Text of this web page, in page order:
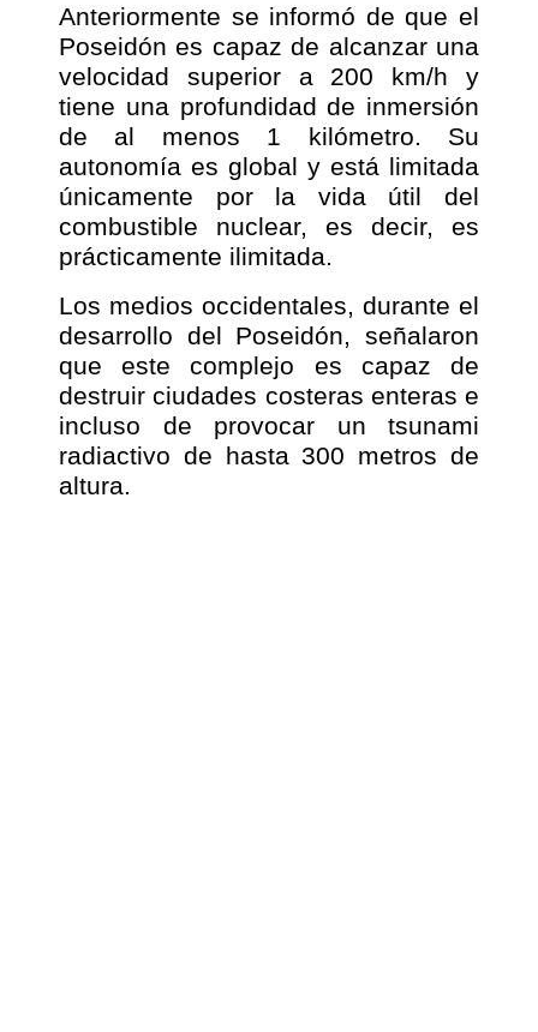
Anteriormente se informó de que el
Poseidón es capaz de alcanzar una
velocidad superior a 200 km/h y
tiene una profundidad de inmersión
de al menos 1 kilómetro. Su
autonomía es global y está limitada
únicamente por la vida útil del
combustible nuclear, es decir, es
prácticamente ilimitada.
Los medios occidentales, durante el
desarrollo del Poseidón, señalaron
que este complejo es capaz de
destruir ciudades costeras enteras e
incluso de provocar un tsunami
radiactivo de hasta 300 metros de
altura.